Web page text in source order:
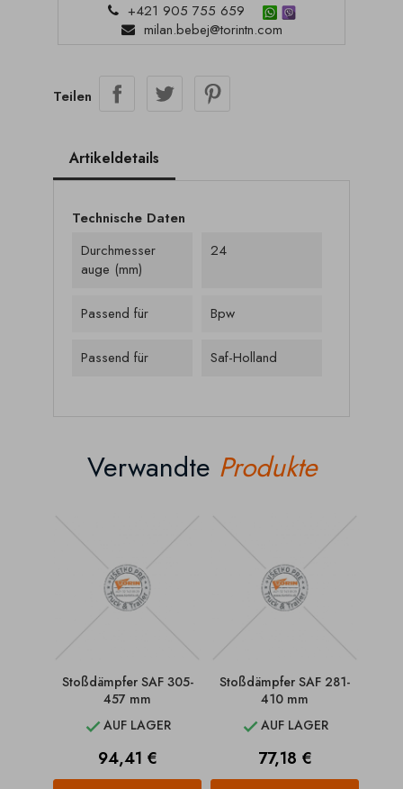
+421 905 755 659
milan.bebej@torintn.com
Teilen
Artikeldetails
Technische Daten
Durchmesser
auge (mm)
24
Passend für Bpw
Passend für Saf-Holland
Verwandte Produkte
Stoßdämpfer SAF 305-
457 mm
AUF LAGER
Preis
94,41 €
Stoßdämpfer SAF 281-
410 mm
AUF LAGER
Preis
77,18 €